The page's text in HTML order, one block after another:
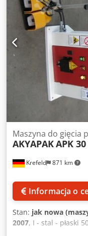
Krefeld 871 km
Maszyna do gięcia
AKYAPAKAPK 30
Informacja o
Stan: jak nowa
2007, I - stal - płaski
Stal dwuteowa -